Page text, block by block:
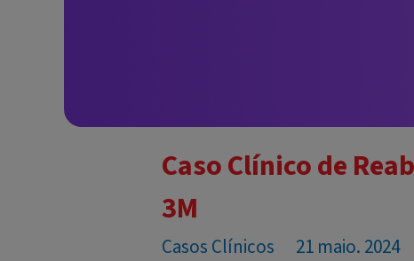
Caso Clínico de
3M
Casos Clínicos 21 maio. 2024